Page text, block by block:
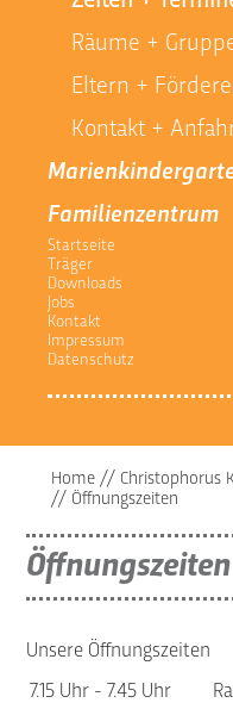
Räume +
Eltern +
Kontakt +
Familienzentrum
Startseite
Träger
Downloads
Jobs
Kontakt
Impressum
Datenschutz
Home// Christophorus
// Öffnungszeiten
Öffnungszeiten
Unsere Öffnungszeiten
7.15 Uhr - 7.45 Uhr